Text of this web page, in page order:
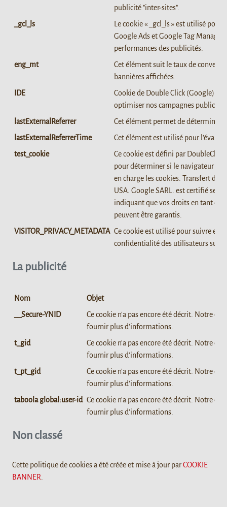
La publicité
publicité "inter-sites".
_gcl_ls
Le cookie « _gcl_ls » est utilisé
Google Ads et Google Tag Manager
performances des publicités.
eng_mt
Cet élément suit le taux de
bannières affichées.
IDE
Cookie de Double Click (Google)
optimiser nos campagnes
lastExternalReferrer
Cet élément permet de déterminer
lastExternalReferrerTime
Cet élément est utilisé pour
test_cookie
Ce cookie est défini par
pour déterminer si le navigateur du
en charge les cookies. Transfert de
USA. Google SARL. est certifié
indiquant que vos droits en tant que
peuvent être garantis.
VISITOR_PRIVACY_METADATA Ce cookie est utilisé pour suivre et
confidentialité des utilisateurs sur
Non classé
Nom
Objet
__Secure-YNID
Ce cookie n'a pas encore été décrit. Notre
fournir plus d'informations.
t_gid
Ce cookie n'a pas encore été décrit. Notre
fournir plus d'informations.
t_pt_gid
Ce cookie n'a pas encore été décrit. Notre
fournir plus d'informations.
taboola global:user-id Ce cookie n'a pas encore été décrit. Notre
fournir plus d'informations.
Cette politique de cookies a été créée et mise à jour parCOOKIE
BANNER